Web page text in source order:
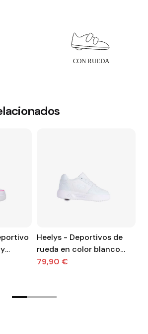
Heelys - Deportivos de
rueda en color blanco
con cordones.
79,90 €